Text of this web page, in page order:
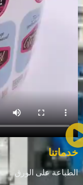
خدماتنا
الطباعة على الورق